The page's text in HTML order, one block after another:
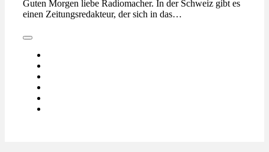
Guten Morgen liebe Radiomacher. In der Schweiz gibt es
einen Zeitungsredakteur, der sich in das…